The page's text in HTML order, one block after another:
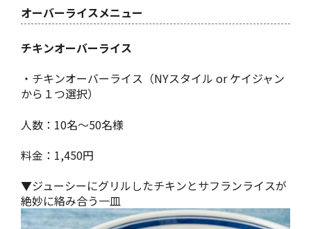
オーバーライスメニュー
チキンオーバーライス
・チキンオーバーライス（NYスタイル or ケイジャン
から１つ選択）
人数：10名～50名様
料金：1,450円
▼ジューシーにグリルしたチキンとサフランライスが
絶妙に絡み合う一皿